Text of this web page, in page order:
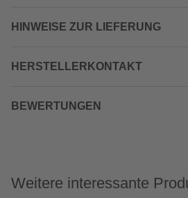
HINWEISE ZUR LIEFERUNG
HERSTELLERKONTAKT
BEWERTUNGEN
Weitere interessante